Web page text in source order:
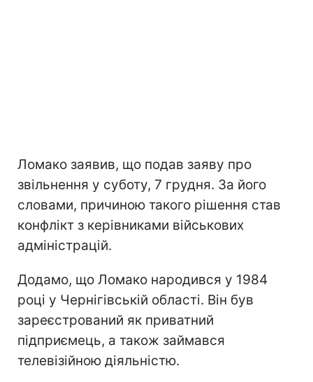
Ломако заявив, що подав заяву про
звільнення у суботу, 7 грудня. За його
словами, причиною такого рішення став
конфлікт з керівниками військових
адміністрацій.
Додамо, що Ломако народився у 1984
році у Чернігівській області. Він був
зареєстрований як приватний
підприємець, а також займався
телевізійною діяльністю.